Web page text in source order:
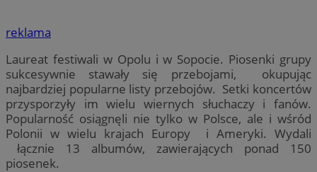
reklama
Laureat festiwali w Opolu i w Sopocie. Piosenki grupy
sukcesywnie stawały się przebojami, okupując
najbardziej popularne listy przebojów. Setki koncertów
przysporzyły im wielu wiernych słuchaczy i fanów.
Popularność osiągnęli nie tylko w Polsce, ale i wśród
Polonii w wielu krajach Europy i Ameryki. Wydali
łącznie 13 albumów, zawierających ponad 150
piosenek.